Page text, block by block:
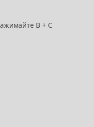
В + С